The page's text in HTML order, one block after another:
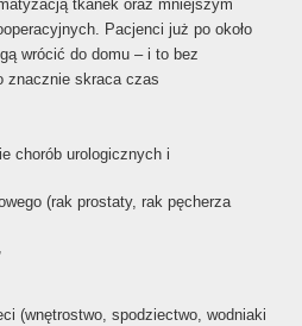
tkanek oraz mniejszym
Pacjenci już po około
wrócić do domu – i to bez
znacznie skraca czas
chorób urologicznych i
(rak prostaty, rak pęcherza
(wnętrostwo, spodziectwo, wodniaki